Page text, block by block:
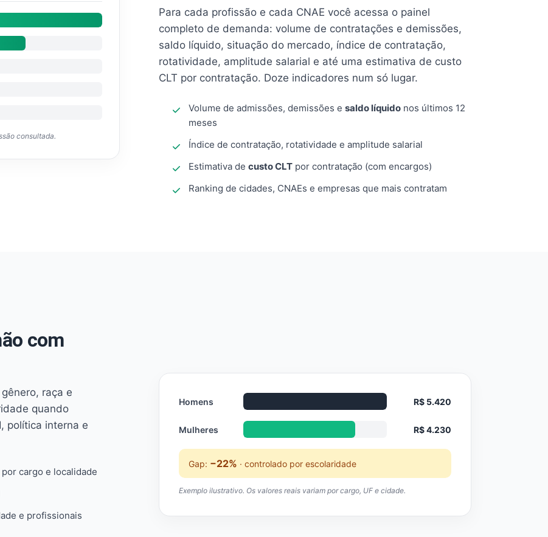
Para cada profissão e cada CNAE você acessa o painel
completo de demanda: volume de contratações e demissões,
saldo líquido, situação do mercado, índice de contratação,
rotatividade, amplitude salarial e até uma estimativa de custo
CLT por contratação. Doze indicadores num só lugar.
Volume de admissões, demissões e saldo líquido nos últimos 12
meses
Índice de contratação, rotatividade e amplitude salarial
Estimativa de custo CLT por contratação (com encargos)
Ranking de cidades, CNAEs e empresas que mais contratam
consultada.
com
raça e
quando
política interna e
cargo e localidade
e profissionais
Homens R$ 5.420
Mulheres R$ 4.230
Gap: −22% · controlado por escolaridade
Exemplo ilustrativo. Os valores reais variam por cargo, UF e cidade.